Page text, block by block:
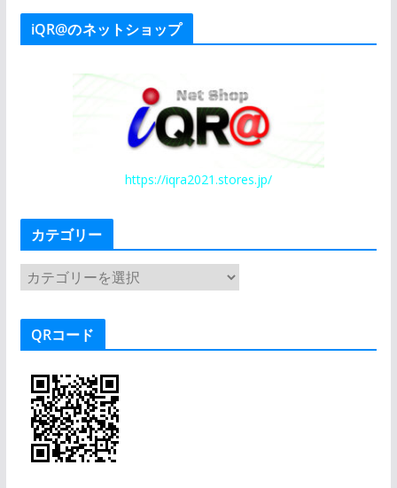
iQR@のネットショップ
https://iqra2021.stores.jp/
カテゴリー
カ
ゴ
QRコード